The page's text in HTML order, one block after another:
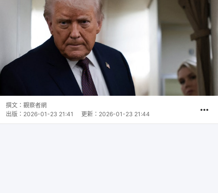
撰文： 觀察者網
出版： 2026-01-23 21:41 更新： 2026-01-23 21:44